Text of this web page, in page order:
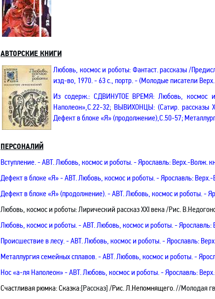
АВТОРСКИЕ КНИГИ
Любовь, космос и роботы: Фантаст. рассказы /
изд-во, 1970. - 63 с., портр. - (Молодые писатели
Из содерж.:СДВИНУТОЕ ВРЕМЯ: Любовь, космос и
Наполеон»,С.22-32; ВЫВИХОНЦЫ: (Сатир. рассказы
Дефект в блоке «Я» (продолжение),С.50-57;
ПЕРСОНАЛИЙ
Вступление.- АВТ. Любовь, космос и роботы.- Ярославль: Верх.-Волж.
Дефект в блоке «Я» - АВТ. Любовь, космос и роботы.- Ярославль:
Дефект в блоке «Я» (продолжение).- АВТ. Любовь, космос и роботы.-
Любовь, космос и роботы: Лирический рассказ ХХI века /Рис.
Любовь, космос и роботы.- АВТ. Любовь, космос и роботы.- Ярославль:
Происшествие в лесу.- АВТ. Любовь, космос и роботы.- Ярославль:
Металлургия семейных сплавов.- АВТ. Любовь, космос и роботы.-
Нос «а-ля Наполеон» - АВТ. Любовь, космос и роботы.- Ярославль:
Счастливая рюмка:Сказка:[Рассказ] /Рис. Л.Непомнящего.//Молодая